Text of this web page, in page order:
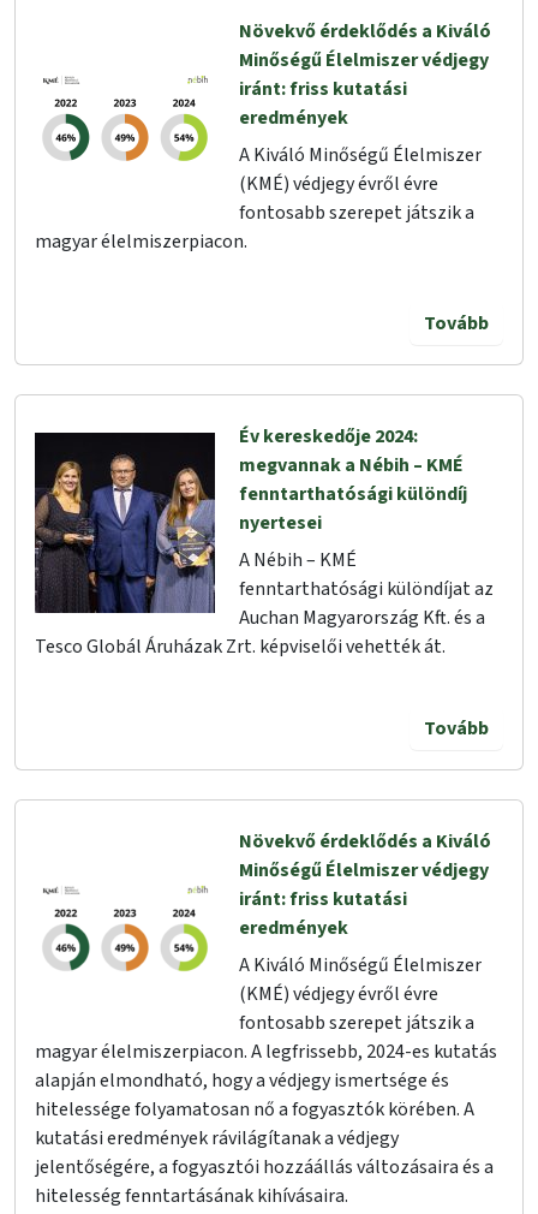
Növekvő érdeklődés a Kiváló
Minőségű Élelmiszer védjegy
iránt: friss kutatási
eredmények
A Kiváló Minőségű Élelmiszer
(KMÉ) védjegy évről évre
fontosabb szerepet játszik a
magyar élelmiszerpiacon.
Tovább
Év kereskedője 2024:
megvannak a Nébih – KMÉ
fenntarthatósági különdíj
nyertesei
A Nébih – KMÉ
fenntarthatósági különdíjat az
Auchan Magyarország Kft. és a
Tesco Globál Áruházak Zrt. képviselői vehették át.
Tovább
Növekvő érdeklődés a Kiváló
Minőségű Élelmiszer védjegy
iránt: friss kutatási
eredmények
A Kiváló Minőségű Élelmiszer
(KMÉ) védjegy évről évre
fontosabb szerepet játszik a
magyar élelmiszerpiacon. A legfrissebb, 2024-es kutatás
alapján elmondható, hogy a védjegy ismertsége és
hitelessége folyamatosan nő a fogyasztók körében. A
kutatási eredmények rávilágítanak a védjegy
jelentőségére, a fogyasztói hozzáállás változásaira és a
hitelesség fenntartásának kihívásaira.